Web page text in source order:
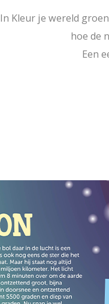
In Kleur je wereld
hoe de
Een